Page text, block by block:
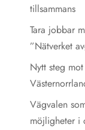
tillsammans
Tara jobbar
”Nätverket
Nytt steg
Vägvalen
möjligheter i